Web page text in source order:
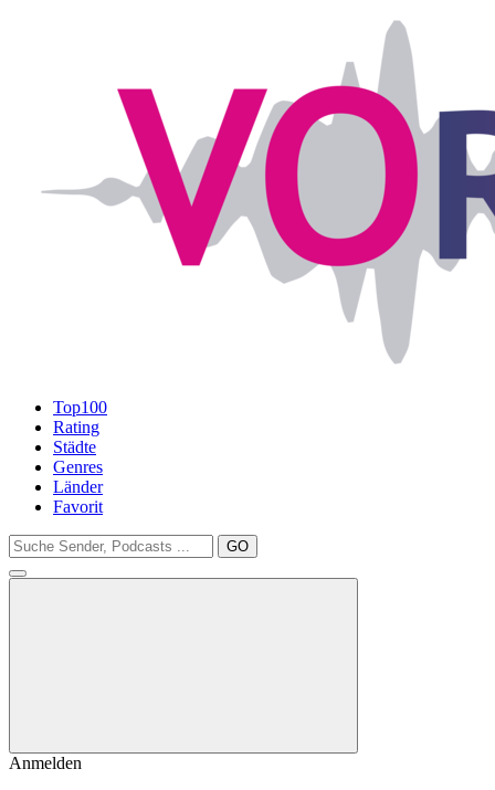
Top100
Rating
Städte
Genres
Länder
Favorit
GO
Anmelden